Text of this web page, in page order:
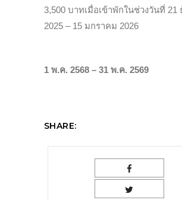
3,500 บาทเมื่อเข้าพักในช่วงวันที่ 21
2025 – 15 มกราคม 2026
1 พ.ค. 2568 – 31 พ.ค. 2569
SHARE: